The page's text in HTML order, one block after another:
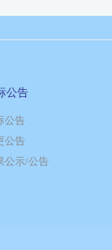
公告
公告
公告
公示/公告